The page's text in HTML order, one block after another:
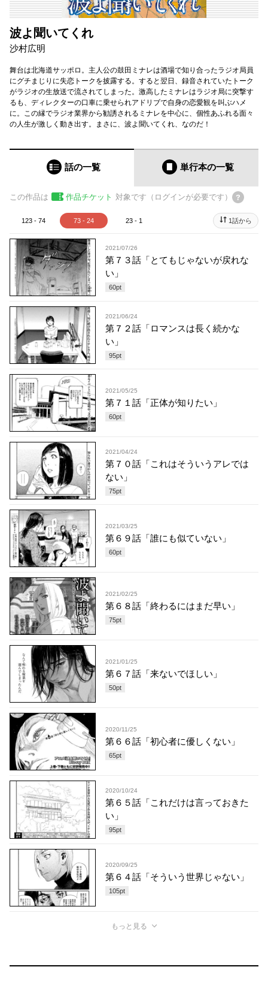
波よ聞いてくれ
沙村広明
舞台は北海道サッポロ。主人公の鼓田ミナレは酒場で知り合ったラジオ局員
にグチまじりに失恋トークを披露する。すると翌日、録音されていたトーク
がラジオの生放送で流されてしまった。激高したミナレはラジオ局に突撃す
るも、ディレクターの口車に乗せられアドリブで自身の恋愛観を叫ぶハメ
に。この縁でラジオ業界から勧誘されるミナレを中心に、個性あふれる面々
の人生が激しく動き出す。まさに、波よ聞いてくれ、なのだ！
話の一覧 単行本の一覧
この作品は 作品チケット 対象です（ログインが必要です）
123 - 74 73 - 24 23 - 1 1話から
2021/07/26
第７３話「とてもじゃないが戻れな
い」
60pt
2021/06/24
第７２話「ロマンスは長く続かな
い」
95pt
2021/05/25
第７１話「正体が知りたい」
60pt
2021/04/24
第７０話「これはそういうアレでは
ない」
75pt
2021/03/25
第６９話「誰にも似ていない」
60pt
2021/02/25
第６８話「終わるにはまだ早い」
75pt
2021/01/25
第６７話「来ないでほしい」
50pt
2020/11/25
第６６話「初心者に優しくない」
65pt
2020/10/24
第６５話「これだけは言っておきた
い」
95pt
2020/09/25
第６４話「そういう世界じゃない」
105pt
もっと見る